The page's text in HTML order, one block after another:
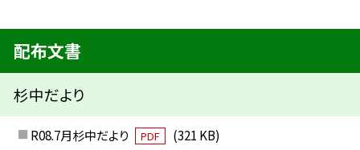
配布文書
杉中だより
R08.7月杉中だより PDF (321 KB)